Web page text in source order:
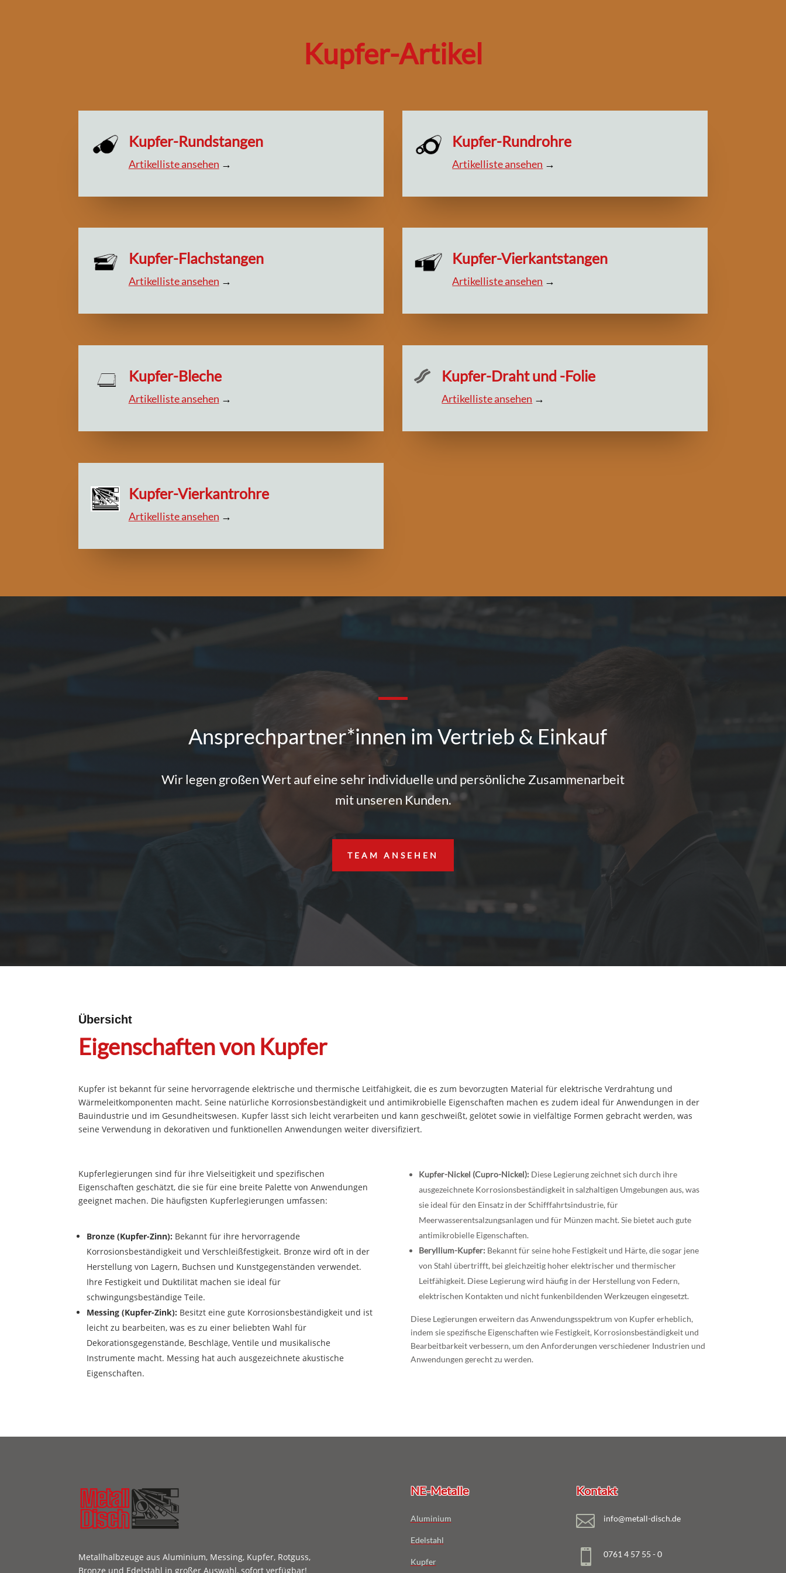
Kupfer-Artikel
Kupfer-Rundstangen
Artikelliste ansehen →
Kupfer-Rundrohre
Artikelliste ansehen →
Kupfer-Flachstangen
Artikelliste ansehen →
Kupfer-Vierkantstangen
Artikelliste ansehen →
Kupfer-Bleche
Artikelliste ansehen →
 Kupfer-Draht und -Folie
Artikelliste ansehen →
Kupfer-Vierkantrohre
Artikelliste ansehen →
Ansprechpartner*innen im Vertrieb & Einkauf
Wir legen großen Wert auf eine sehr individuelle und persönliche Zusammenarbeit
mit unseren Kunden.
TEAM ANSEHEN
Übersicht
Eigenschaften von Kupfer
Kupfer ist bekannt für seine hervorragende elektrische und thermische Leitfähigkeit, die es zum bevorzugten Material für elektrische Verdrahtung und
Wärmeleitkomponenten macht. Seine natürliche Korrosionsbeständigkeit und antimikrobielle Eigenschaften machen es zudem ideal für Anwendungen in der
Bauindustrie und im Gesundheitswesen. Kupfer lässt sich leicht verarbeiten und kann geschweißt, gelötet sowie in vielfältige Formen gebracht werden, was
seine Verwendung in dekorativen und funktionellen Anwendungen weiter diversifiziert.
Kupferlegierungen sind für ihre Vielseitigkeit und spezifischen
Eigenschaften geschätzt, die sie für eine breite Palette von Anwendungen
geeignet machen. Die häufigsten Kupferlegierungen umfassen:
Bronze (Kupfer-Zinn): Bekannt für ihre hervorragende
Korrosionsbeständigkeit und Verschleißfestigkeit. Bronze wird oft in der
Herstellung von Lagern, Buchsen und Kunstgegenständen verwendet.
Ihre Festigkeit und Duktilität machen sie ideal für
schwingungsbeständige Teile.
Messing (Kupfer-Zink): Besitzt eine gute Korrosionsbeständigkeit und ist
leicht zu bearbeiten, was es zu einer beliebten Wahl für
Dekorationsgegenstände, Beschläge, Ventile und musikalische
Instrumente macht. Messing hat auch ausgezeichnete akustische
Eigenschaften.
Kupfer-Nickel (Cupro-Nickel): Diese Legierung zeichnet sich durch ihre
ausgezeichnete Korrosionsbeständigkeit in salzhaltigen Umgebungen aus, was
sie ideal für den Einsatz in der Schifffahrtsindustrie, für
Meerwasserentsalzungsanlagen und für Münzen macht. Sie bietet auch gute
antimikrobielle Eigenschaften.
Beryllium-Kupfer: Bekannt für seine hohe Festigkeit und Härte, die sogar jene
von Stahl übertrifft, bei gleichzeitig hoher elektrischer und thermischer
Leitfähigkeit. Diese Legierung wird häufig in der Herstellung von Federn,
elektrischen Kontakten und nicht funkenbildenden Werkzeugen eingesetzt.
Diese Legierungen erweitern das Anwendungsspektrum von Kupfer erheblich,
indem sie spezifische Eigenschaften wie Festigkeit, Korrosionsbeständigkeit und
Bearbeitbarkeit verbessern, um den Anforderungen verschiedener Industrien und
Anwendungen gerecht zu werden.
Metallhalbzeuge aus Aluminium, Messing, Kupfer, Rotguss,
Bronze und Edelstahl in großer Auswahl, sofort verfügbar!
NE-Metalle
Aluminium
Edelstahl
Kupfer
Kontakt
 info@metall-disch.de
 0761 4 57 55 - 0